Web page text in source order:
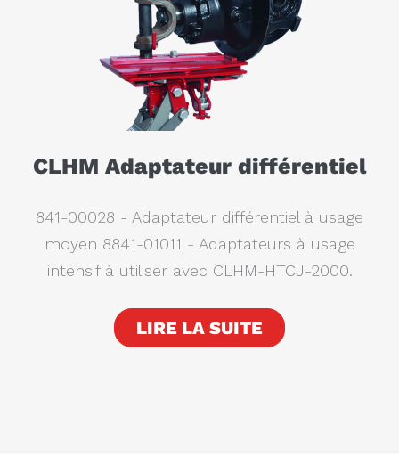
CLHM Adaptateur différentiel
841-00028 - Adaptateur différentiel à usage
moyen 8841-01011 - Adaptateurs à usage
intensif à utiliser avec CLHM-HTCJ-2000.
LIRE LA SUITE